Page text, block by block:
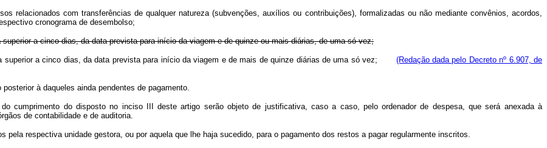
relacionados com transferências de qualquer natureza (subvenções, auxílios ou contribuições), formalizadas ou não mediante convênios, acordos,
cronograma de desembolso;
a cinco dias, da data prevista para início da viagem e de quinze ou mais diárias, de uma só vez;
superior a cinco dias, da data prevista para início da viagem e de mais de quinze diárias de uma só vez; (Redação dada pelo Decreto nº 6.907, de
à daqueles ainda pendentes de pagamento.
cumprimento do disposto no inciso III deste artigo serão objeto de justificativa, caso a caso, pelo ordenador de despesa, que será anexada à
de contabilidade e de auditoria.
respectiva unidade gestora, ou por aquela que lhe haja sucedido, para o pagamento dos restos a pagar regularmente inscritos.